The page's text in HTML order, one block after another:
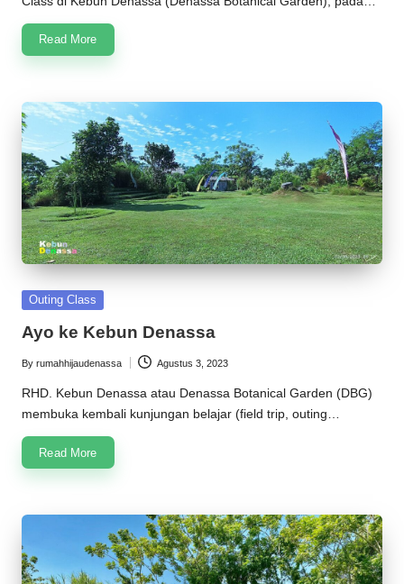
Read More
Posted
Outing Class
Ayo ke Kebun Denassa
Posted
by
By rumahhijaudenassa Agustus 3, 2023
RHD. Kebun Denassa atau Denassa Botanical Garden (DBG)
membuka kembali kunjungan belajar (field trip, outing…
Read More